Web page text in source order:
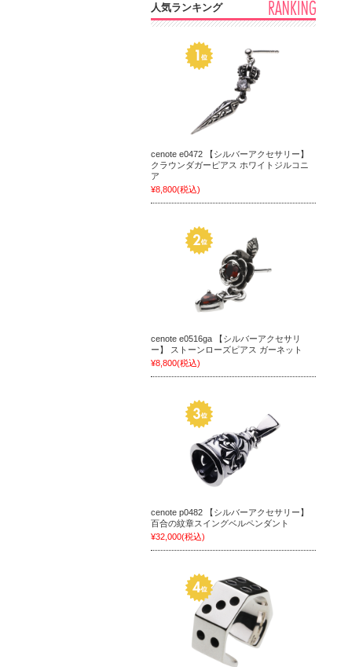
人気ランキング
cenote e0472 【シルバーアクセサリー】
クラウンダガーピアス ホワイトジルコニ
ア
¥8,800(税込)
cenote e0516ga 【シルバーアクセサリ
ー】 ストーンローズピアス ガーネット
¥8,800(税込)
cenote p0482 【シルバーアクセサリー】
百合の紋章スイングベルペンダント
¥32,000(税込)